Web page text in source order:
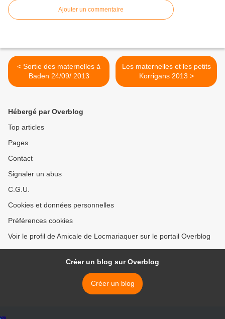
Ajouter un commentaire
< Sortie des maternelles à
Baden 24/09/ 2013
Les maternelles et les petits
Korrigans 2013 >
Hébergé par Overblog
Top articles
Pages
Contact
Signaler un abus
C.G.U.
Cookies et données personnelles
Préférences cookies
Voir le profil de Amicale de Locmariaquer sur le portail Overblog
Créer un blog sur Overblog
Créer un blog